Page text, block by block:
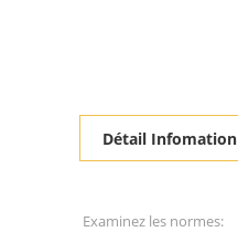
Détail Infomation
Examinez les normes: